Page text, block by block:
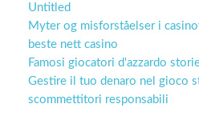
Untitled
Myter og misforståelser i
beste nett casino
Famosi giocatori d'azzardo
Gestire il tuo denaro nel gioco
scommettitori responsabili